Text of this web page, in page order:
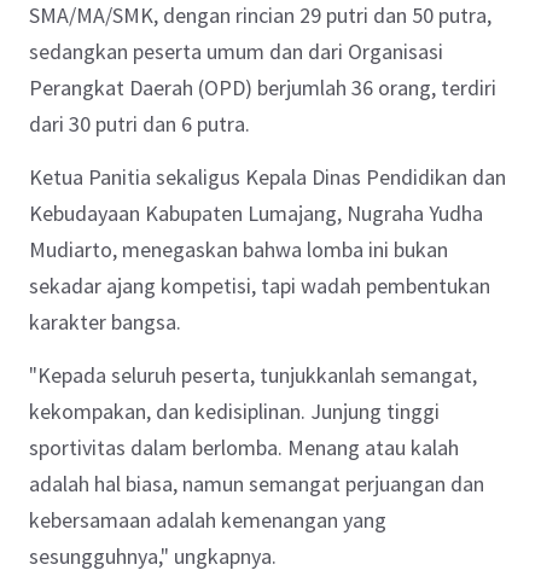
SMA/MA/SMK, dengan rincian 29 putri dan 50 putra,
sedangkan peserta umum dan dari Organisasi
Perangkat Daerah (OPD) berjumlah 36 orang, terdiri
dari 30 putri dan 6 putra.
Ketua Panitia sekaligus Kepala Dinas Pendidikan dan
Kebudayaan Kabupaten Lumajang, Nugraha Yudha
Mudiarto, menegaskan bahwa lomba ini bukan
sekadar ajang kompetisi, tapi wadah pembentukan
karakter bangsa.
"Kepada seluruh peserta, tunjukkanlah semangat,
kekompakan, dan kedisiplinan. Junjung tinggi
sportivitas dalam berlomba. Menang atau kalah
adalah hal biasa, namun semangat perjuangan dan
kebersamaan adalah kemenangan yang
sesungguhnya," ungkapnya.